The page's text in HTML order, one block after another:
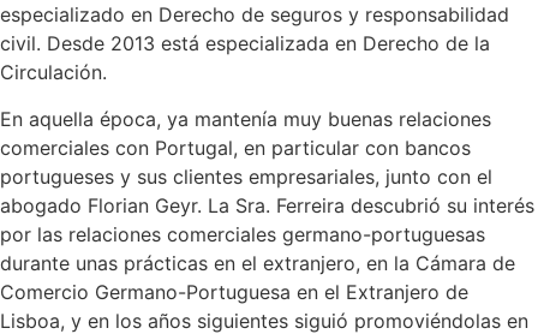
especializado en Derecho de seguros y responsabilidad
civil. Desde 2013 está especializada en Derecho de la
Circulación.
En aquella época, ya mantenía muy buenas relaciones
comerciales con Portugal, en particular con bancos
portugueses y sus clientes empresariales, junto con el
abogado Florian Geyr. La Sra. Ferreira descubrió su interés
por las relaciones comerciales germano-portuguesas
durante unas prácticas en el extranjero, en la Cámara de
Comercio Germano-Portuguesa en el Extranjero de
Lisboa, y en los años siguientes siguió promoviéndolas en